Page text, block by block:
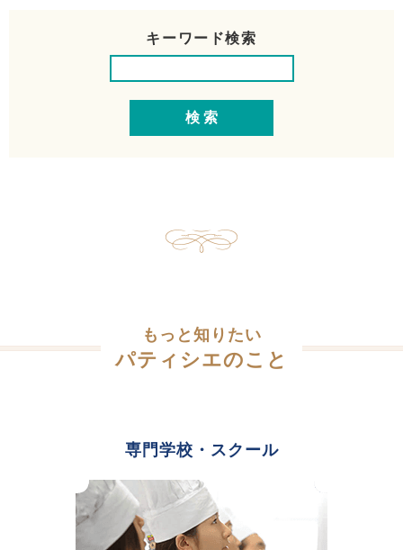
キーワード検索
もっと知りたい
パティシエのこと
専門学校・スクール